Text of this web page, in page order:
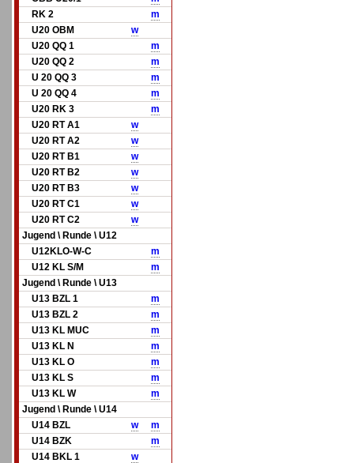
RK 2
m
U20 OBM
w
U20 QQ 1
m
U20 QQ 2
m
U 20 QQ 3
m
U 20 QQ 4
m
U20 RK 3
m
U20 RT A1
w
U20 RT A2
w
U20 RT B1
w
U20 RT B2
w
U20 RT B3
w
U20 RT C1
w
U20 RT C2
w
Jugend \ Runde \ U12
U12KLO-W-C
m
U12 KL S/M
m
Jugend \ Runde \ U13
U13 BZL 1
m
U13 BZL 2
m
U13 KL MUC
m
U13 KL N
m
U13 KL O
m
U13 KL S
m
U13 KL W
m
Jugend \ Runde \ U14
U14 BZL
w
m
U14 BZK
m
U14 BKL 1
w